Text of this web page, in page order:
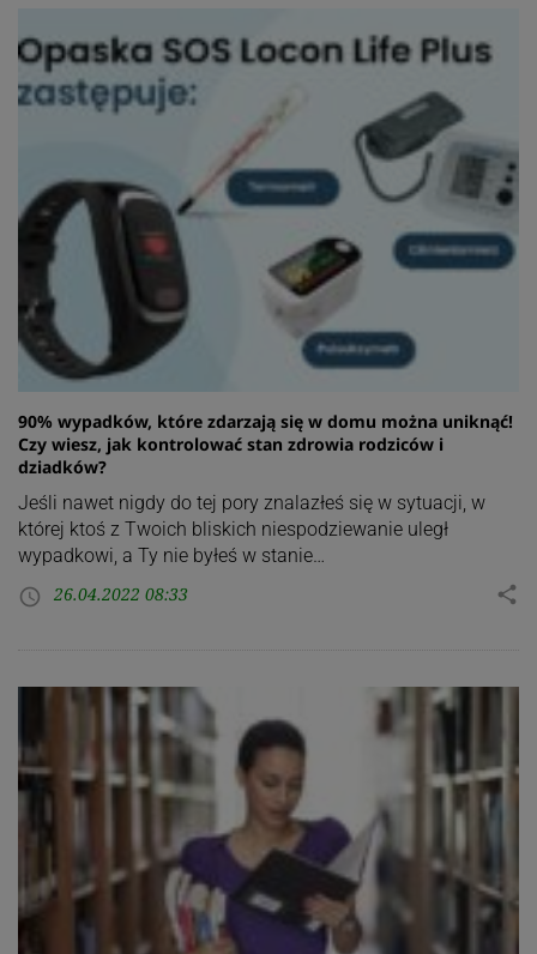
90% wypadków, które zdarzają się w domu można uniknąć!
Czy wiesz, jak kontrolować stan zdrowia rodziców i
dziadków?
Jeśli nawet nigdy do tej pory znalazłeś się w sytuacji, w
której ktoś z Twoich bliskich niespodziewanie uległ
wypadkowi, a Ty nie byłeś w stanie…
access_time 26.04.2022 08:33 share